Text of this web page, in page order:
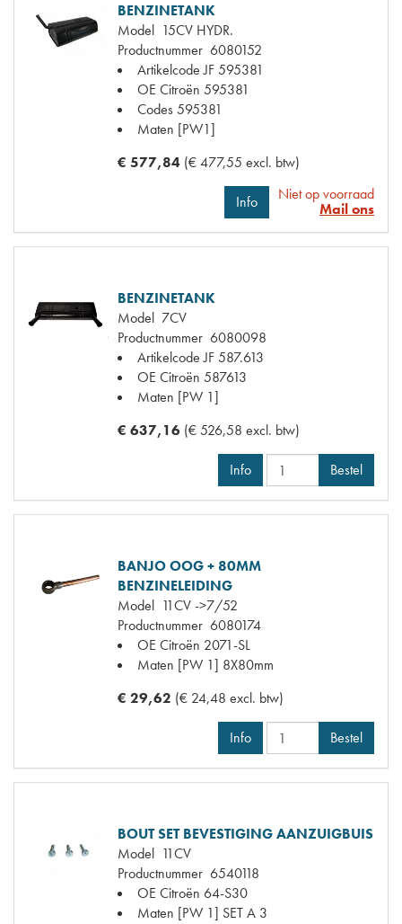
BENZINETANK
Model 15CV HYDR.
Productnummer 6080152
Artikelcode JF595381
OE Citroën 595381
Codes595381
Maten [PW1]
€ 577,84 (€ 477,55 excl. btw)
Info
Niet op voorraad
Mail ons
BENZINETANK
Model 7CV
Productnummer 6080098
Artikelcode JF587.613
OE Citroën 587613
Maten [PW 1]
€ 637,16 (€ 526,58 excl. btw)
Info Bestel
BANJO OOG + 80MM
BENZINELEIDING
Model 11CV ->7/52
Productnummer 6080174
OE Citroën 2071-SL
Maten [PW 1] 8X80mm
€ 29,62 (€ 24,48 excl. btw)
Info Bestel
BOUT SET BEVESTIGING AANZUIGBUIS
Model 11CV
Productnummer 6540118
OE Citroën 64-S30
Maten [PW 1] SET A 3